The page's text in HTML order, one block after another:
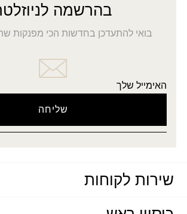
בהרשמה
בואי להתעדכן בחדשות הכי מפנקות
האימייל שלך
שירות לקוחות